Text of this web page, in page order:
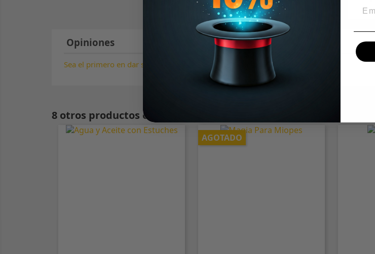
Opiniones
Sea el primero en dar su opinión !
8 otros productos en la misma categoría:
AGOTADO